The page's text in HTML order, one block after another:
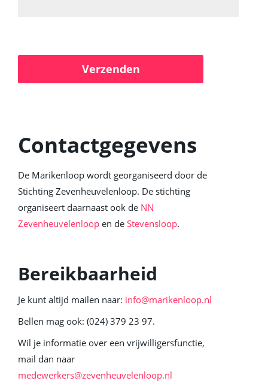
Contactgegevens
De Marikenloop wordt georganiseerd door de
Stichting Zevenheuvelenloop. De stichting
organiseert daarnaast ook de NN
Zevenheuvelenloop en de Stevensloop.
Bereikbaarheid
Je kunt altijd mailen naar: info@marikenloop.nl
Bellen mag ook: (024) 379 23 97.
Wil je informatie over een vrijwilligersfunctie,
mail dan naar
medewerkers@zevenheuvelenloop.nl